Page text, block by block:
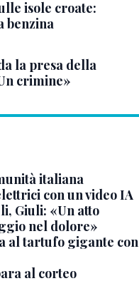
isole croate:
benzina
la presa della
crimine»
italiana
con un video IA
Giuli: «Un atto
nel dolore»
al tartufo gigante con
al corteo